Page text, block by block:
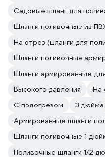
Садовые шланг для
Шланги поливочные из
На отрез (шланги для
Шланги поливочные
Шланги армированные
Высокого давления
На
С подогревом
3 дюйма
Армированные шланги
Шланги поливочные 1
Поливочные шланги 1/2